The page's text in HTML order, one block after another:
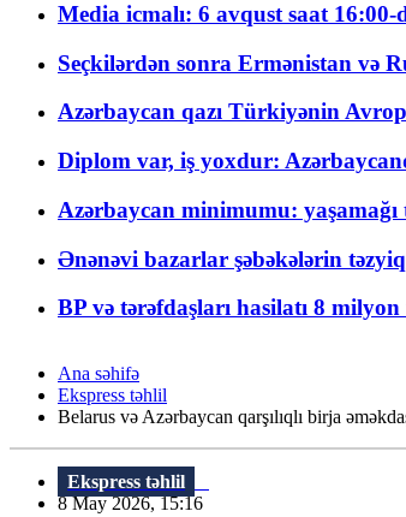
Media icmalı: 6 avqust saat
Seçkilərdən sonra Ermənistan və
Azərbaycan qazı Türkiyənin
Diplom var, iş yoxdur:
Azərbaycan minimumu:
Ənənəvi bazarlar şəbəkələrin
BP və tərəfdaşları hasilatı 8
Ana səhifə
Ekspress təhlil
Belarus və Azərbaycan qarşılıqlı birja
Ekspress təhlil
8 May 2026, 15:16